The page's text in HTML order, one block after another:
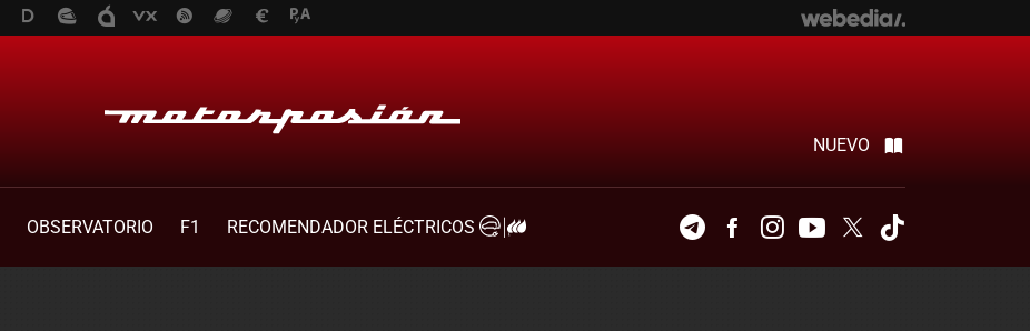
NUEVO
OBSERVATORIO F1
RECOMENDADOR ELÉCTRICOS
TelegramFacebookInstagramYoutubeTwitter